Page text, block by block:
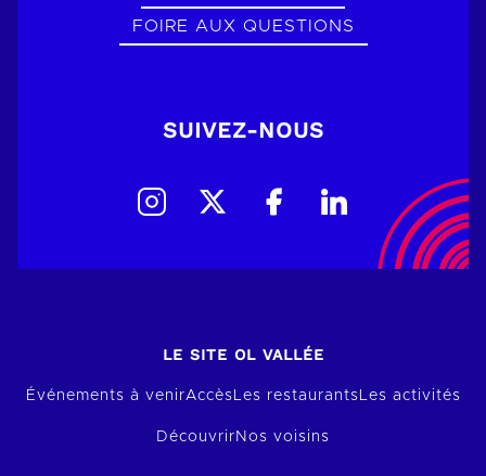
FOIRE AUX QUESTIONS
SUIVEZ-NOUS
LE SITE OL VALLÉE
Événements à venirAccèsLes restaurantsLes activités
Découvrir Nos voisins